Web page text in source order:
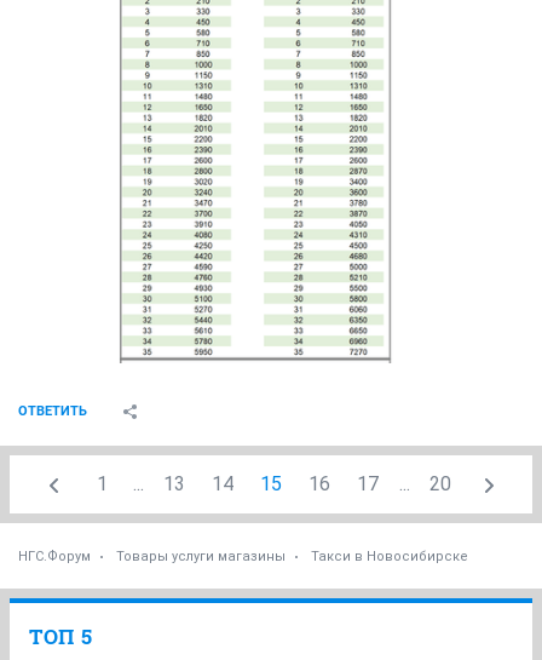
ОТВЕТИТЬ
1 ... 13 14 15 16 17 ... 20
НГС.Форум Товары услуги магазины Такси в Новосибирске
ТОП 5